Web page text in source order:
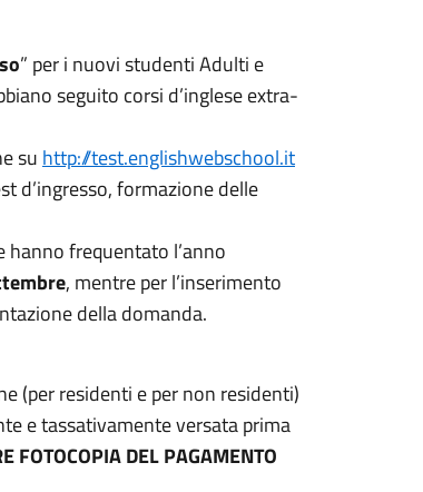
” per i nuovi studenti Adulti e
seguito corsi d’inglese extra-
su http://test.englishwebschool.it
d’ingresso, formazione delle
hanno frequentato l’anno
, mentre per l’inserimento
della domanda.
(per residenti e per non residenti)
e tassativamente versata prima
FOTOCOPIA DEL PAGAMENTO